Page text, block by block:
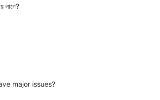
লাগে?
major issues?